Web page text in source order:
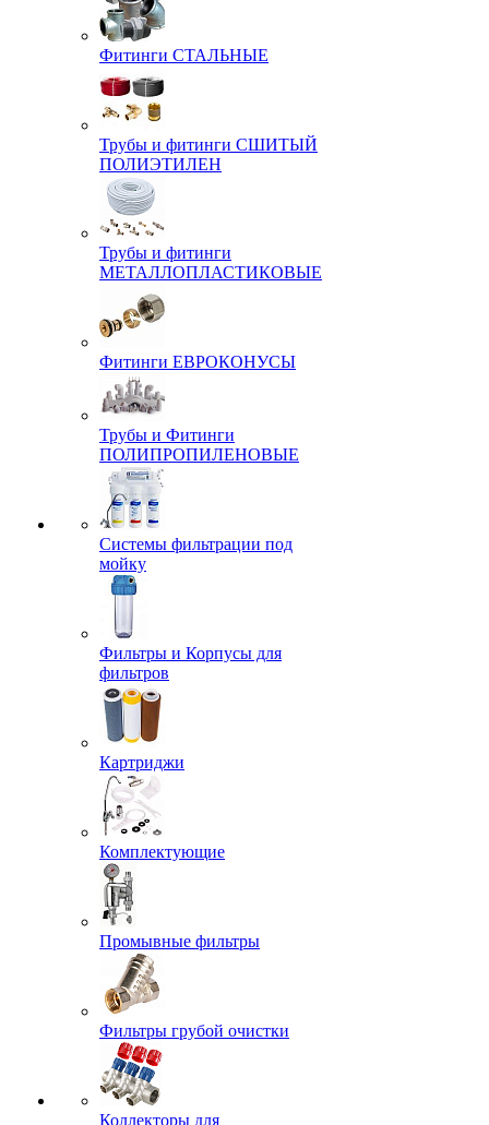
Фитинги СТАЛЬНЫЕ
Трубы и фитинги СШИТЫЙ
ПОЛИЭТИЛЕН
Трубы и фитинги
МЕТАЛЛОПЛАСТИКОВЫЕ
Фитинги ЕВРОКОНУСЫ
Трубы и Фитинги
ПОЛИПРОПИЛЕНОВЫЕ
Системы фильтрации под
мойку
Фильтры и Корпусы для
фильтров
Картриджи
Комплектующие
Промывные фильтры
Фильтры грубой очистки
Коллекторы для